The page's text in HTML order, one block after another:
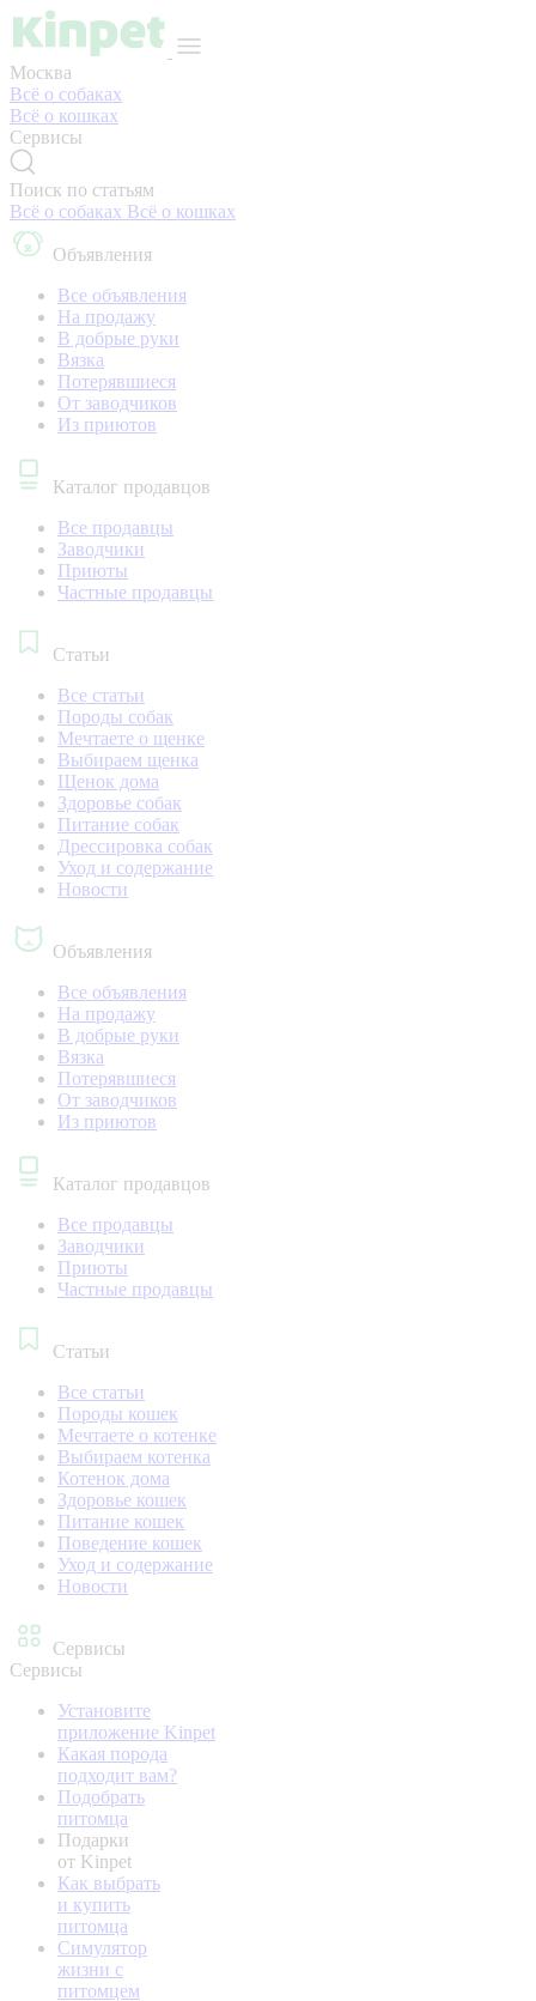
Москва
Всё о собаках
Всё о кошках
Сервисы
Поиск по статьям
Всё о собаках Всё о кошках
Объявления
Все объявления
На продажу
В добрые руки
Вязка
Потерявшиеся
От заводчиков
Из приютов
Каталог продавцов
Все продавцы
Заводчики
Приюты
Частные продавцы
Статьи
Все статьи
Породы собак
Мечтаете о щенке
Выбираем щенка
Щенок дома
Здоровье собак
Питание собак
Дрессировка собак
Уход и содержание
Новости
Объявления
Все объявления
На продажу
В добрые руки
Вязка
Потерявшиеся
От заводчиков
Из приютов
Каталог продавцов
Все продавцы
Заводчики
Приюты
Частные продавцы
Статьи
Все статьи
Породы кошек
Мечтаете о котенке
Выбираем котенка
Котенок дома
Здоровье кошек
Питание кошек
Поведение кошек
Уход и содержание
Новости
Сервисы
Сервисы
Установите
приложение Kinpet
Какая порода
подходит вам?
Подобрать
питомца
Подарки
от Kinpet
Как выбрать
и купить
питомца
Симулятор
жизни с
питомцем